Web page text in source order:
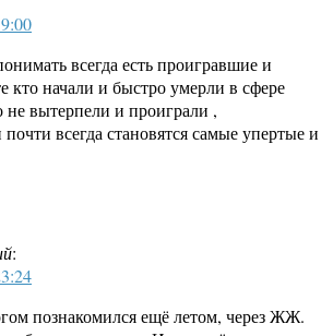
всегда есть проигравшие и
кто начали и быстро умерли в сфере
не вытерпели и проиграли ,
всегда становятся самые упертые и
:
познакомился ещё летом, через ЖЖ.